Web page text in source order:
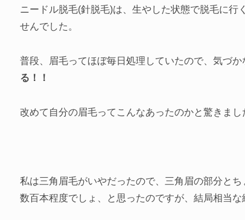
ニードル脱毛(針脱毛)は、生やした状態で脱毛に行
せんでした。
普段、眉毛ってほぼ毎日処理していたので、気づか
る！！
改めて自分の眉毛ってこんなあったのかと驚きまし
私は三角眉毛がいやだったので、三角眉の部分と
数百本程度でしょ、と思ったのですが、結局相当な